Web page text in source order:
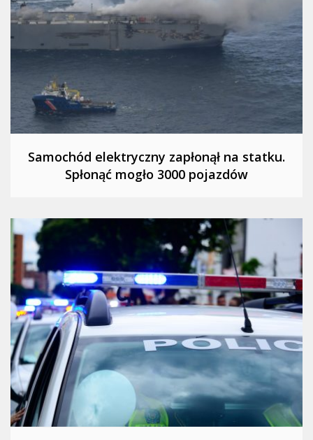
Samochód elektryczny zapłonął na statku.
Spłonąć mogło 3000 pojazdów